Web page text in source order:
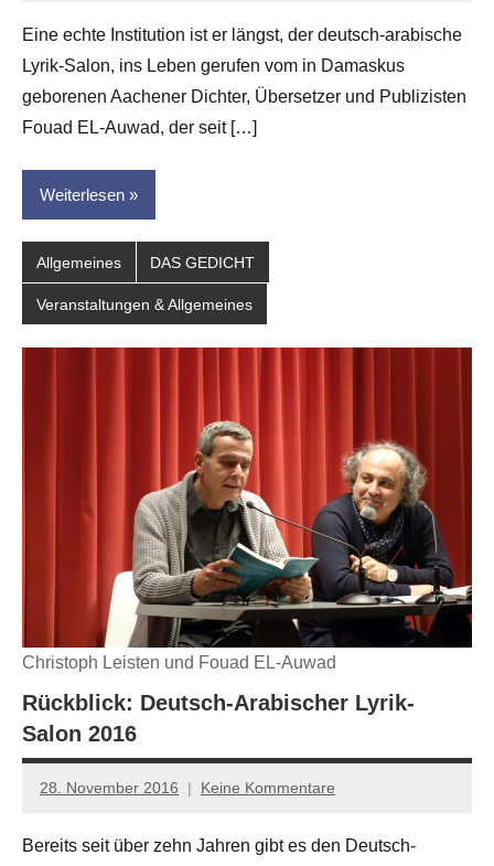
Hornauer
für
dasgedichtblog
Eine echte Institution ist er längst, der deutsch-arabische
Lyrik-Salon, ins Leben gerufen vom in Damaskus
geborenen Aachener Dichter, Übersetzer und Publizisten
Fouad EL-Auwad, der seit […]
Weiterlesen
Allgemeines DAS GEDICHT
Veranstaltungen & Allgemeines
Christoph Leisten und Fouad EL-Auwad
Rückblick: Deutsch-Arabischer Lyrik-
Salon 2016
28. November 2016
Anton
Leitner
Keine Kommentare
Bereits seit über zehn Jahren gibt es den Deutsch-